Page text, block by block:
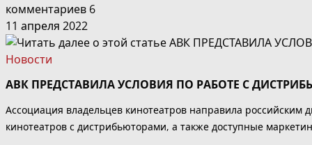
комментариев 6
11 апреля 2022
Новости
АВК ПРЕДСТАВИЛА УСЛОВИЯ ПО РАБОТЕ С
Ассоциация владельцев кинотеатров направила
кинотеатров с дистрибьюторами, а также доступные